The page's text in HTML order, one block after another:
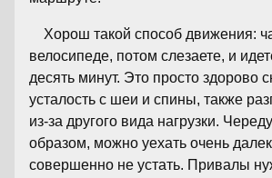
Хорош такой способ движения:
велосипеде, потом слезаете, и
десять минут. Это просто здорово
усталость с шеи и спины, также
из-за другого вида нагрузки.
образом, можно уехать очень
совершенно не устать. Привалы